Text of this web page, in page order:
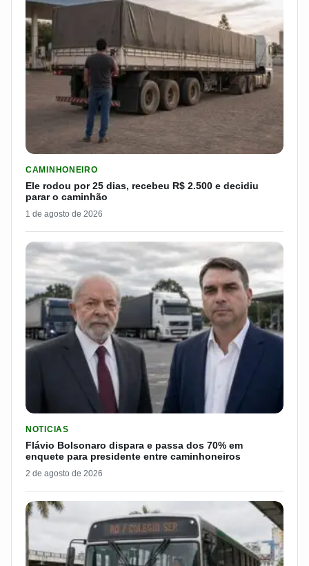
CAMINHONEIRO
Ele rodou por 25 dias, recebeu R$ 2.500 e decidiu
parar o caminhão
1 de agosto de 2026
NOTICIAS
Flávio Bolsonaro dispara e passa dos 70% em
enquete para presidente entre caminhoneiros
2 de agosto de 2026